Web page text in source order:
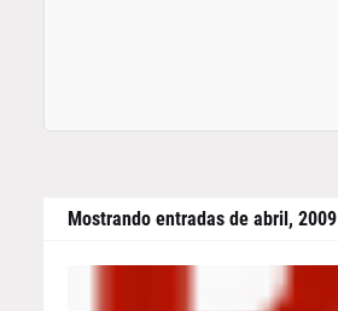
Mostrando entradas de abril, 2009